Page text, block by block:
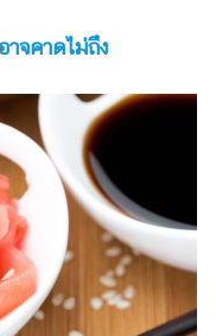
จคาดไม่ถึง